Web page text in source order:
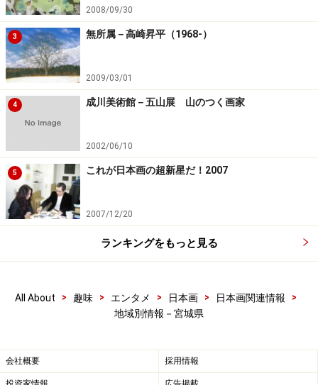
2008/09/30
3 無所属－高崎昇平（1968-）
2009/03/01
4 成川美術館－五山展 山のつく画家
2002/06/10
5 これが日本画の超新星だ！2007
2007/12/20
ランキングをもっと見る
All About > 趣味 > エンタメ > 日本画 > 日本画関連情報
>
地域別情報－宮城県
会社概要 採用情報